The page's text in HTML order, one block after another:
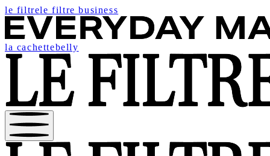
le filtrele filtre business
la cachettebelly